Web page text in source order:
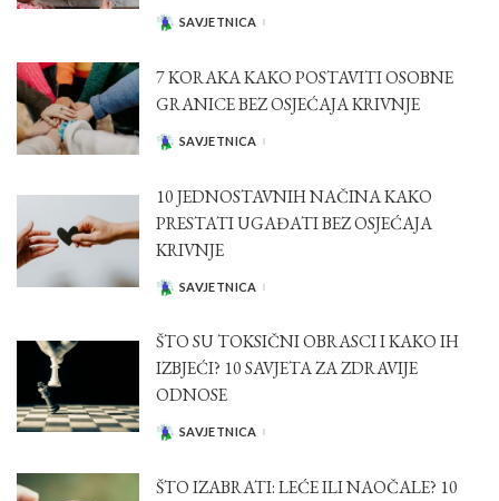
POSTED
SAVJETNICA
7 KORAKA KAKO POSTAVITI OSOBNE
GRANICE BEZ OSJEĆAJA KRIVNJE
POSTED
SAVJETNICA
10 JEDNOSTAVNIH NAČINA KAKO
PRESTATI UGAĐATI BEZ OSJEĆAJA
KRIVNJE
POSTED
SAVJETNICA
ŠTO SU TOKSIČNI OBRASCI I KAKO IH
IZBJEĆI? 10 SAVJETA ZA ZDRAVIJE
ODNOSE
POSTED
SAVJETNICA
ŠTO IZABRATI: LEĆE ILI NAOČALE? 10